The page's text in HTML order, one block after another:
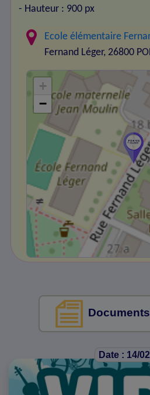
- Hauteur : 900 px
Ecole élémentaire
Fernand Léger, 26800
+
−
Date : 14/